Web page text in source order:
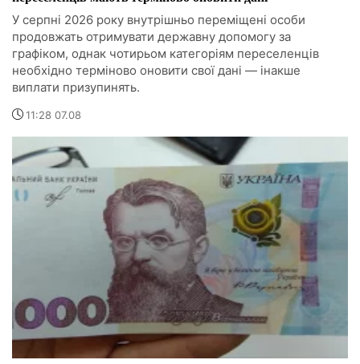
У серпні 2026 року внутрішньо переміщені особи
продовжать отримувати державну допомогу за
графіком, однак чотирьом категоріям переселенців
необхідно терміново оновити свої дані — інакше
виплати призупинять.
11:28 07.08